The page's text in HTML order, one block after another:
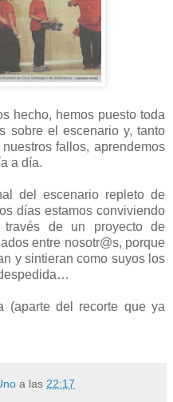
hecho, hemos puesto toda
sobre el escenario y, tanto
fallos, aprendemos
a día.
del escenario repleto de
días estamos conviviendo
de un proyecto de
entre nosotr@s, porque
y sintieran como suyos los
(aparte del recorte que ya
a las 22:17